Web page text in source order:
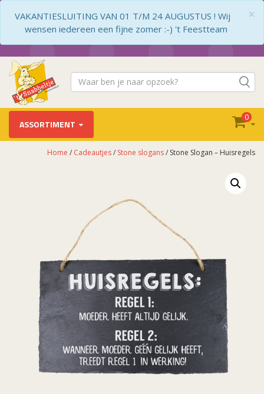
×
VAKANTIESLUITING VAN 01 T/M 24 AUGUSTUS ! Wij
wensen iedereen een fijne zomer :-) 't Feestteam
ASSORTIMENT
0
Home / Cadeautjes/ Stone slogans/ Stone Slogan – Huisregels